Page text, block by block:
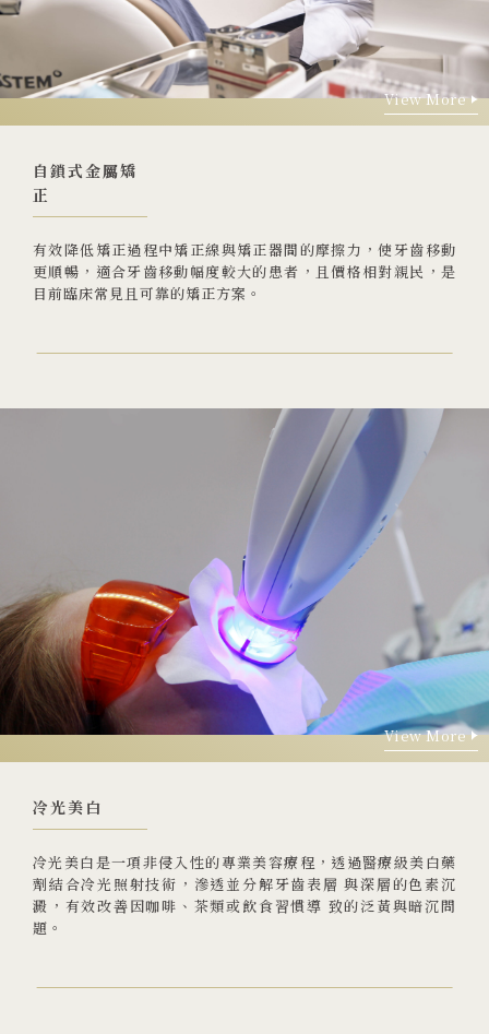
View More
View More
自鎖式金屬矯
正
有效降低矯正過程中矯正線與矯正器間的摩擦力，使牙齒移動
更順暢，適合牙齒移動幅度較大的患者，且價格相對親民，是
目前臨床常見且可靠的矯正方案。
View More
View More
冷光美白
冷光美白是一項非侵入性的專業美容療程，透過醫療級美白藥
劑結合冷光照射技術，滲透並分解牙齒表層 與深層的色素沉
澱，有效改善因咖啡、茶類或飲食習慣導 致的泛黃與暗沉問
題。